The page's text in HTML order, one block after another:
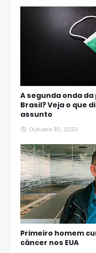
A segunda onda
Brasil? Veja o que
assunto
Outubro 30, 2020
Primeiro homem
câncer nos EUA